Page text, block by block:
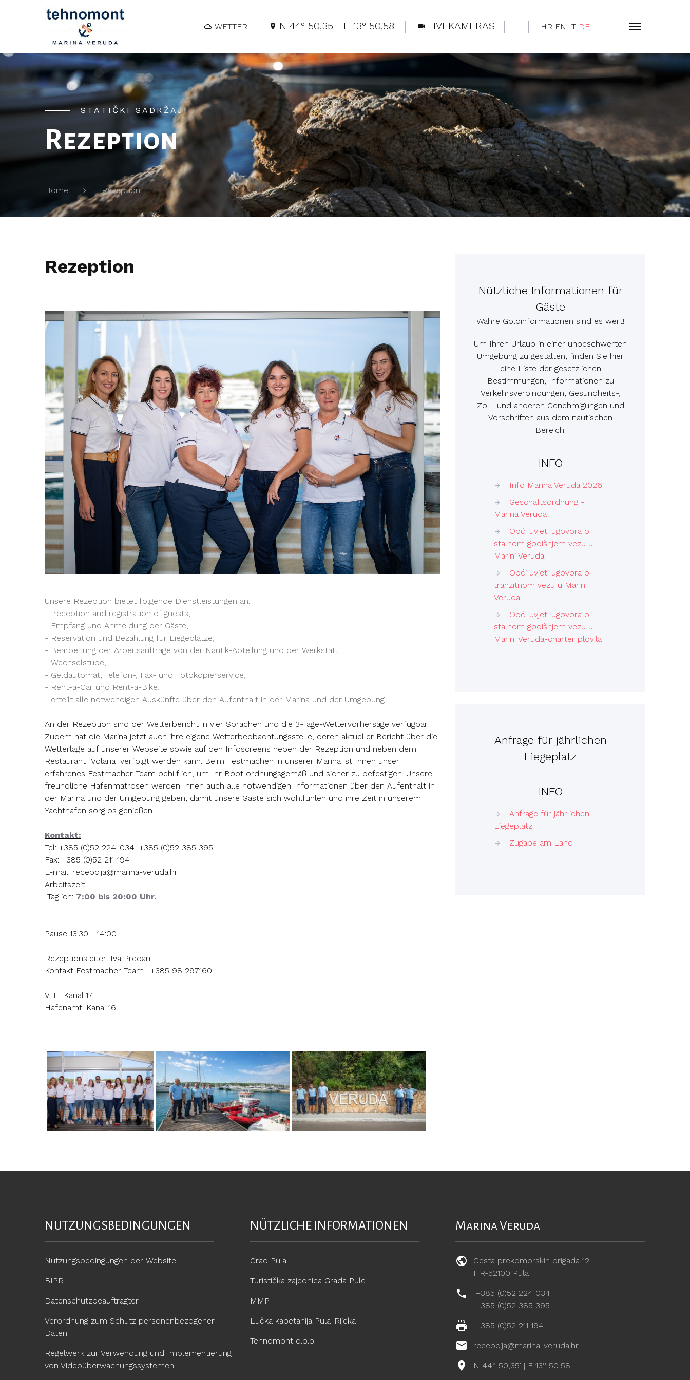
WETTER N 44° 50,35' | E 13° 50,58' LIVEKAMERAS HR EN IT DE
STATIČKI SADRŽAJI
Rezeption
Home Rezeption
Rezeption
Unsere Rezeption bietet folgende Dienstleistungen an:
- reception and registration of guests,
- Empfang und Anmeldung der Gäste,
- Reservation und Bezahlung für Liegeplätze,
- Bearbeitung der Arbeitsaufträge von der Nautik-Abteilung und der Werkstatt,
- Wechselstube,
- Geldautomat, Telefon-, Fax- und Fotokopierservice,
- Rent-a-Car und Rent-a-Bike,
- erteilt alle notwendigen Auskünfte über den Aufenthalt in der Marina und der Umgebung.
An der Rezeption sind der Wetterbericht in vier Sprachen und die 3-Tage-Wettervorhersage verfügbar.
Zudem hat die Marina jetzt auch ihre eigene Wetterbeobachtungsstelle, deren aktueller Bericht über die
Wetterlage auf unserer Webseite sowie auf den Infoscreens neben der Rezeption und neben dem
Restaurant "Volaria" verfolgt werden kann. Beim Festmachen in unserer Marina ist Ihnen unser
erfahrenes Festmacher-Team behilflich, um Ihr Boot ordnungsgemäß und sicher zu befestigen. Unsere
freundliche Hafenmatrosen werden Ihnen auch alle notwendigen Informationen über den Aufenthalt in
der Marina und der Umgebung geben, damit unsere Gäste sich wohlfühlen und ihre Zeit in unserem
Yachthafen sorglos genießen.
Kontakt:
Tel: +385 (0)52 224-034, +385 (0)52 385 395
Fax: +385 (0)52 211-194
E-mail: recepcija@marina-veruda.hr
Arbeitszeit
Taglich: 7:00 bis 20:00 Uhr.
Pause 13:30 - 14:00
Rezeptionsleiter: Iva Predan
Kontakt Festmacher-Team : +385 98 297160
VHF Kanal 17
Hafenamt: Kanal 16
Nützliche Informationen für
Gäste
Wahre Goldinformationen sind es wert!
Um Ihren Urlaub in einer unbeschwerten
Umgebung zu gestalten, finden Sie hier
eine Liste der gesetzlichen
Bestimmungen, Informationen zu
Verkehrsverbindungen, Gesundheits-,
Zoll- und anderen Genehmigungen und
Vorschriften aus dem nautischen
Bereich.
INFO
Info Marina Veruda 2026
Geschäftsordnung -
Marina Veruda
Opći uvjeti ugovora o
stalnom godišnjem vezu u
Marini Veruda
Opći uvjeti ugovora o
tranzitnom vezu u Marini
Veruda
Opći uvjeti ugovora o
stalnom godišnjem vezu u
Marini Veruda-charter plovila
Anfrage für jährlichen
Liegeplatz
INFO
Anfrage für jährlichen
Liegeplatz
Zugabe am Land
NUTZUNGSBEDINGUNGEN
Nutzungsbedingungen der Website
BIPR
Datenschutzbeauftragter
Verordnung zum Schutz personenbezogener
Daten
Regelwerk zur Verwendung und Implementierung
von Videoüberwachungssystemen
NÜTZLICHE INFORMATIONEN
Grad Pula
Turistička zajednica Grada Pule
MMPI
Lučka kapetanija Pula-Rijeka
Tehnomont d.o.o.
Marina Veruda
Cesta prekomorskih brigada 12
HR-52100 Pula
+385 (0)52 224 034
+385 (0)52 385 395
+385 (0)52 211 194
recepcija@marina-veruda.hr
N 44° 50,35' | E 13° 50,58'